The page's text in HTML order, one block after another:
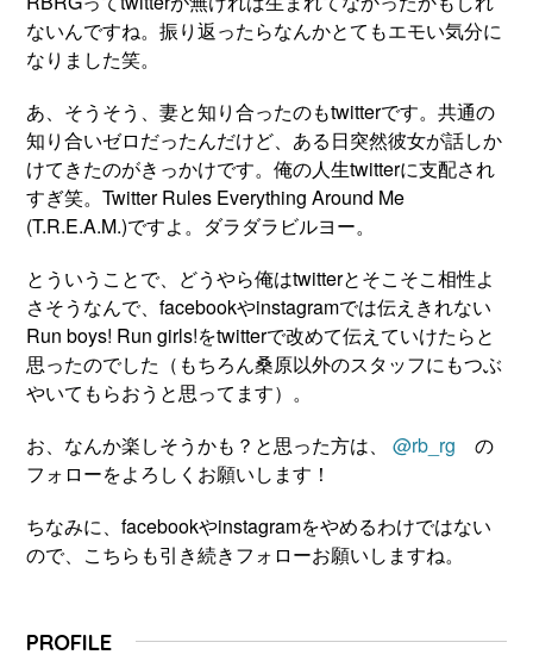
ないんですね。振り返ったらなんかとてもエモい気分に
なりました笑。
あ、そうそう、妻と知り合ったのもtwitterです。共通の
知り合いゼロだったんだけど、ある日突然彼女が話しか
けてきたのがきっかけです。俺の人生twitterに支配され
すぎ笑。Twitter Rules Everything Around Me
(T.R.E.A.M.)ですよ。ダラダラビルヨー。
とういうことで、どうやら俺はtwitterとそこそこ相性よ
さそうなんで、facebookやinstagramでは伝えきれない
Run boys! Run girls!をtwitterで改めて伝えていけたらと
思ったのでした（もちろん桑原以外のスタッフにもつぶ
やいてもらおうと思ってます）。
お、なんか楽しそうかも？と思った方は、@rb_rg の
フォローをよろしくお願いします！
ちなみに、facebookやinstagramをやめるわけではない
ので、こちらも引き続きフォローお願いしますね。
PROFILE